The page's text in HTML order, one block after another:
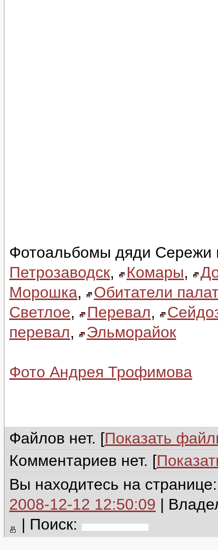
Фотоальбомы дяди Сережи
Петрозаводск, Комары,
Морошка,
Обитатели
Светлое, Перевал,
перевал, Эльморайок
Фото Андрея Трофимова
Файлов нет. [Показать
Комментариев нет. [
Вы находитесь на
2008-12-12 12:50:09 |
| Поиск: